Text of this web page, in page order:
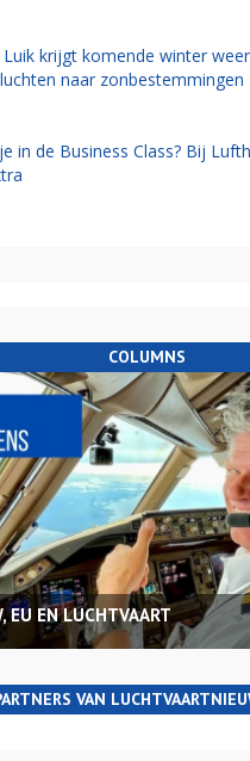
Luik krijgt komende winter weer
naar zonbestemmingen
in de Business Class? Bij
COLUMNS
EU EN LUCHTVAART
VAN